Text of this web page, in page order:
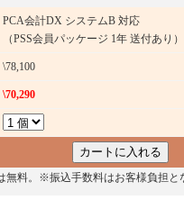
PCA会計DX システムB 対応
（PSS会員パッケージ 1年 送付あり）
\78,100
\70,290
料。※振込手数料はお客様負担と